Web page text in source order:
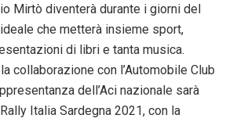
Mirtò diventerà durante i giorni del
che metterà insieme sport,
di libri e tanta musica.
collaborazione con l’Automobile Club
dell’Aci nazionale sarà
Italia Sardegna 2021, con la